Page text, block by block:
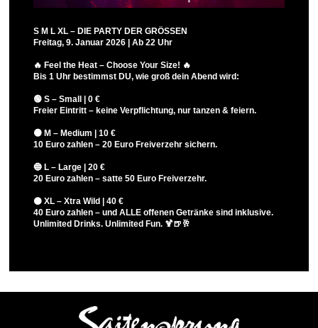
S M L XL – DIE PARTY DER GRÖSSEN
Freitag, 9. Januar 2026 | Ab 22 Uhr
🔥 Feel the Heat – Choose Your Size! 🔥
Bis 1 Uhr bestimmst DU, wie groß dein Abend wird:
🟢 S – Small | 0 €
Freier Eintritt – keine Verpflichtung, nur tanzen & feiern.
🟠 M – Medium | 10 €
10 Euro zahlen – 20 Euro Freiverzehr sichern.
🔵 L – Large | 20 €
20 Euro zahlen – satte 50 Euro Freiverzehr.
⚫ XL – Xtra Wild | 40 €
40 Euro zahlen – und ALLE offenen Getränke sind inklusive.
Unlimited Drinks. Unlimited Fun. 🍹🍺🥂